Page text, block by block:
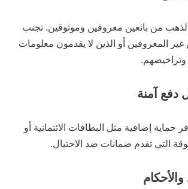
من بائعين معروفين وموثوقين. تجنب
غير المعروفين أو الذين لا يقدمون معلومات
دفع آمنة
حماية إضافية مثل البطاقات الائتمانية أو
التي تقدم ضمانات ضد الاحتيال.